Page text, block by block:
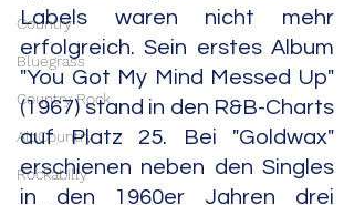
Country
Bluegrass
Country Rock
Alt.Country
Rockabilly
Labels waren nicht mehr
erfolgreich. Sein erstes Album
"You Got My Mind Messed Up"
(1967) stand in den R&B-Charts
auf Platz 25. Bei "Goldwax"
erschienen neben den Singles
in den 1960er Jahren drei